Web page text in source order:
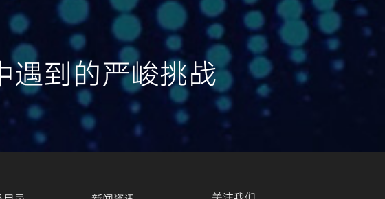
遇到的严峻挑战